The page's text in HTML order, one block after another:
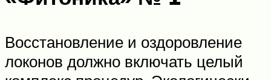
Восстановление и оздоровление
локонов должно включать целый